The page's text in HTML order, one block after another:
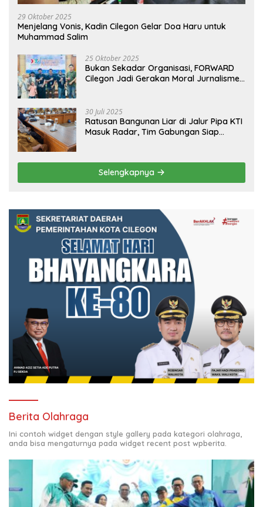
29 Oktober 2025
Menjelang Vonis, Kadin Cilegon Gelar Doa Haru untuk
Muhammad Salim
25 Oktober 2025
Bukan Sekadar Organisasi, FORWARD
Cilegon Jadi Gerakan Moral Jurnalisme
30 Juli 2025
Ratusan Bangunan Liar di Jalur Pipa KTI
Masuk Radar, Tim Gabungan Siap
Selengkapnya
Berita Olahraga
Ini contoh widget dengan style gallery pada kategori olahraga,
anda bisa mengaturnya pada widget recent post wpberita.